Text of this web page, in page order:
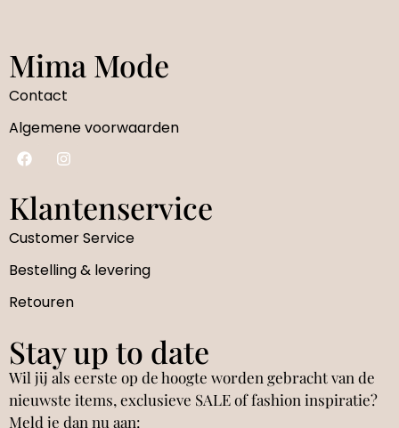
Mima Mode
Contact
Algemene voorwaarden
Klantenservice
Customer Service
Bestelling & levering
Retouren
Stay up to date
Wil jij als eerste op de hoogte worden gebracht van de
nieuwste items, exclusieve SALE of fashion inspiratie?
Meld je dan nu aan: